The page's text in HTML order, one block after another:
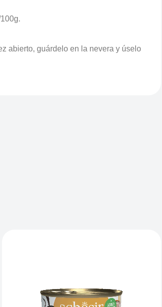
abierto, guárdelo en la nevera y úselo